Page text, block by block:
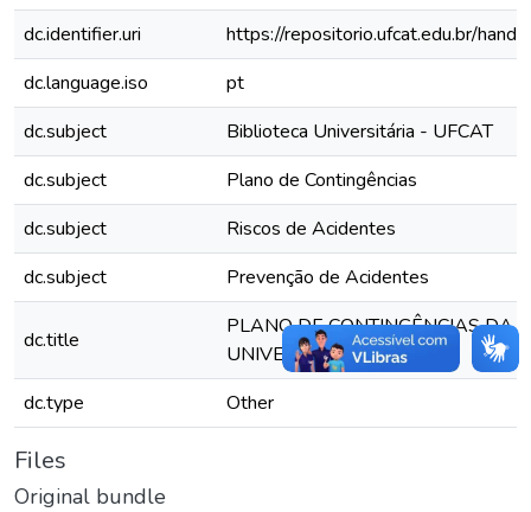
dc.identifier.uri
https://repositorio.ufcat.edu.br/
dc.language.iso
pt
dc.subject
Biblioteca Universitária - UFCAT
dc.subject
Plano de Contingências
dc.subject
Riscos de Acidentes
dc.subject
Prevenção de Acidentes
dc.title
PLANO DE CONTINGÊNCIAS DA
UNIVERSITÁRIA - UFCAT
dc.type
Other
Files
Original bundle